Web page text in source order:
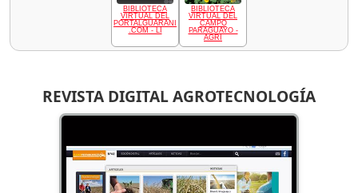
REVISTA DIGITAL AGROTECNOLOGÍA
BIBLIOTECA
VIRTUAL DEL
PORTALGUARANI
.COM - LI
BIBLIOTECA
VIRTUAL DEL
CAMPO
PARAGUAYO -
AGRI